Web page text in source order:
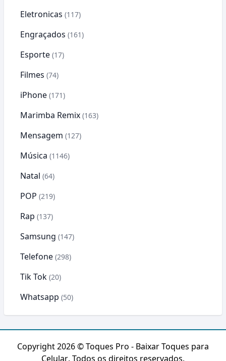
Eletronicas (117)
Engraçados (161)
Esporte (17)
Filmes (74)
iPhone (171)
Marimba Remix (163)
Mensagem (127)
Música (1146)
Natal (64)
POP (219)
Rap (137)
Samsung (147)
Telefone (298)
Tik Tok (20)
Whatsapp (50)
Copyright 2026 ©Toques Pro - Baixar Toques para
Celular. Todos os direitos reservados.